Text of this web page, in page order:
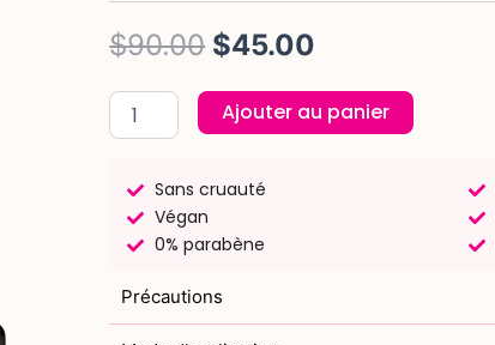
$90.00
$90.00.
$45.00
250ml)
Ajouter au panier
Sans cruauté
Végan
0% parabène
Précautions